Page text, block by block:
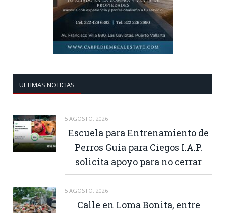
ULTIMAS NOTICIAS
5 AGOSTO, 2026
Escuela para Entrenamiento de
Perros Guía para Ciegos I.A.P.
solicita apoyo para no cerrar
5 AGOSTO, 2026
Calle en Loma Bonita, entre